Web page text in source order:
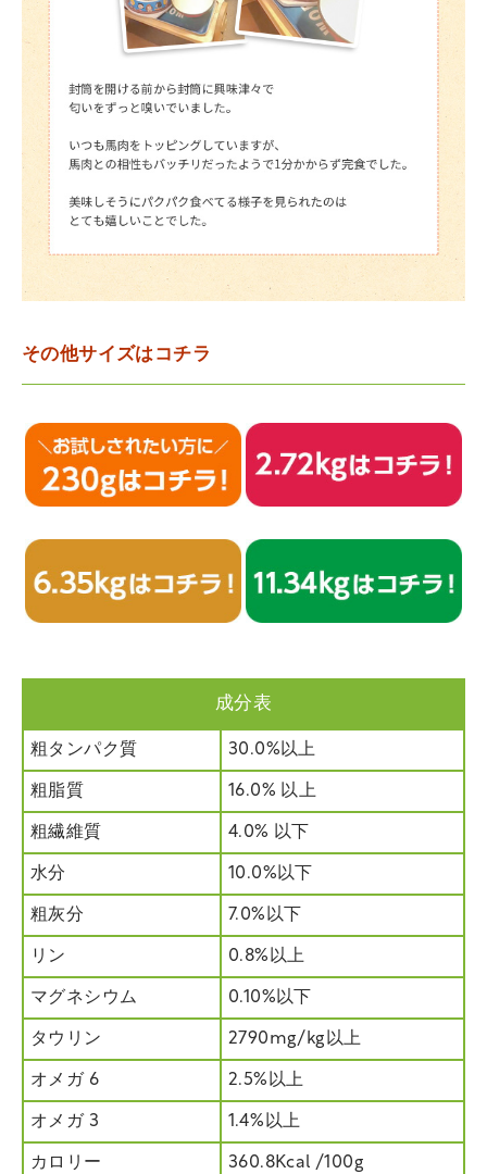
その他サイズはコチラ
成分表
粗タンパク質 30.0%以上
粗脂質 16.0% 以上
粗繊維質 4.0% 以下
水分 10.0%以下
粗灰分 7.0%以下
リン 0.8%以上
マグネシウム 0.10%以下
タウリン 2790mg/kg以上
オメガ 6 2.5%以上
オメガ 3 1.4%以上
カロリー 360.8Kcal /100g